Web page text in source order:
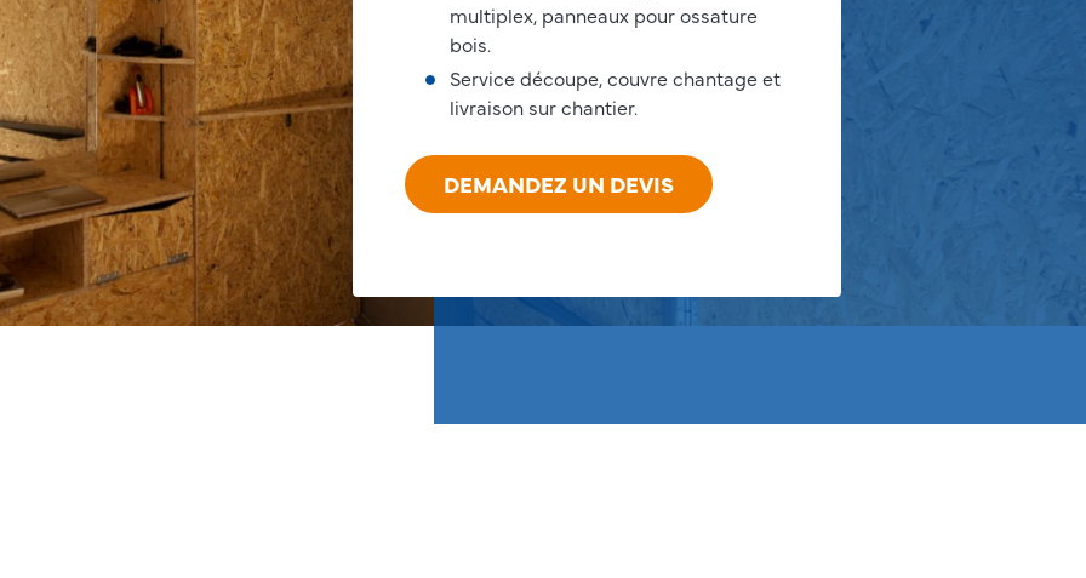
multiplex, panneaux pour ossature
bois.
Service découpe, couvre chantage et
livraison sur chantier.
DEMANDEZ UN DEVIS